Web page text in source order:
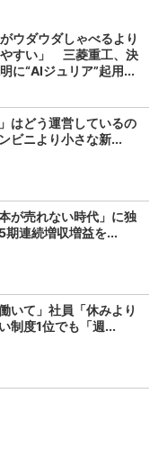
がウダウダしゃべるより
すい」 三菱重工、決
に“AIジュリア”起用...
はどう運営しているの
ビニより小さな新...
が売れない時代」に独
連続増収増益を...
いて」社員「休みより
制度1位でも「週...